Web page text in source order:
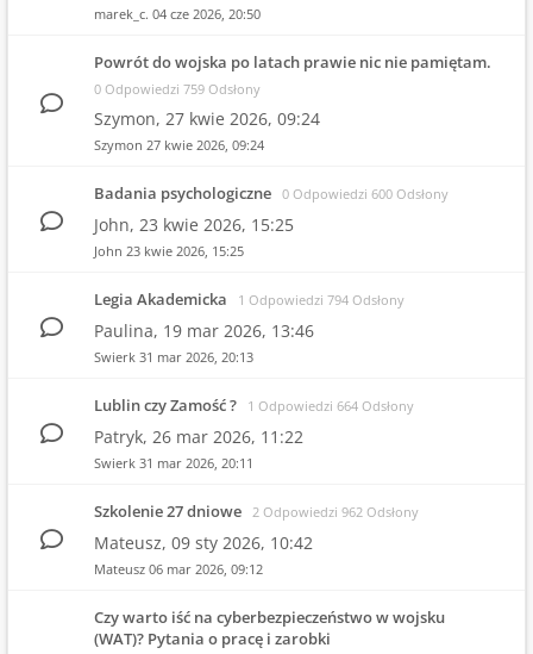
marek_c. 04 cze 2026, 20:50
Powrót do wojska po latach prawie nic nie pamiętam.
0 Odpowiedzi 759 Odsłony
Szymon, 27 kwie 2026, 09:24
Szymon 27 kwie 2026, 09:24
Badania psychologiczne 0 Odpowiedzi 600 Odsłony
John, 23 kwie 2026, 15:25
John 23 kwie 2026, 15:25
Legia Akademicka 1 Odpowiedzi 794 Odsłony
Paulina, 19 mar 2026, 13:46
Swierk 31 mar 2026, 20:13
Lublin czy Zamość ? 1 Odpowiedzi 664 Odsłony
Patryk, 26 mar 2026, 11:22
Swierk 31 mar 2026, 20:11
Szkolenie 27 dniowe 2 Odpowiedzi 962 Odsłony
Mateusz, 09 sty 2026, 10:42
Mateusz 06 mar 2026, 09:12
Czy warto iść na cyberbezpieczeństwo w wojsku
(WAT)? Pytania o pracę i zarobki